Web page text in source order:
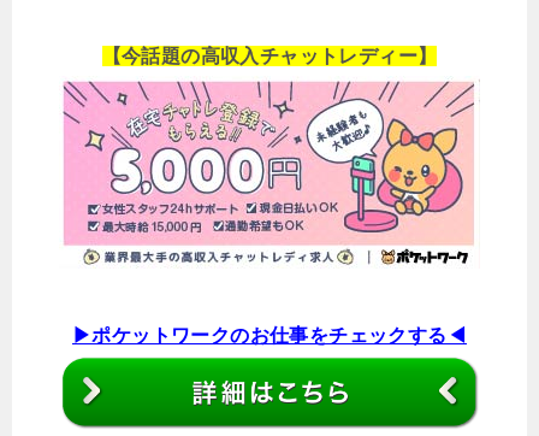
【今話題の高収入チャットレディー】
▶︎ポケットワークのお仕事をチェックする◀︎